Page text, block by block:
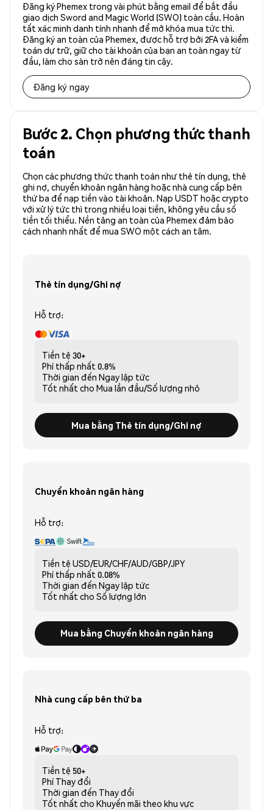
Đăng ký Phemex trong vài phút bằng email để bắt đầu
giao dịch Sword and Magic World (SWO) toàn cầu. Hoàn
tất xác minh danh tính nhanh để mở khóa mua tức thì.
Đăng ký an toàn của Phemex, được hỗ trợ bởi 2FA và kiểm
toán dự trữ, giữ cho tài khoản của bạn an toàn ngay từ
đầu, làm cho sàn trở nên đáng tin cậy.
Đăng ký ngay
Bước 2. Chọn phương thức thanh
toán
Chọn các phương thức thanh toán như thẻ tín dụng, thẻ
ghi nợ, chuyển khoản ngân hàng hoặc nhà cung cấp bên
thứ ba để nạp tiền vào tài khoản. Nạp USDT hoặc crypto
với xử lý tức thì trong nhiều loại tiền, không yêu cầu số
tiền tối thiểu. Nền tảng an toàn của Phemex đảm bảo
cách nhanh nhất để mua SWO một cách an tâm.
Thẻ tín dụng/Ghi nợ
Hỗ trợ:
Tiền tệ 30+
Phí thấp nhất 0.8%
Thời gian đến Ngay lập tức
Tốt nhất cho Mua lần đầu/Số lượng nhỏ
Mua bằng Thẻ tín dụng/Ghi nợ
Chuyển khoản ngân hàng
Hỗ trợ:
Tiền tệ USD/EUR/CHF/AUD/GBP/JPY
Phí thấp nhất 0.08%
Thời gian đến Ngay lập tức
Tốt nhất cho Số lượng lớn
Mua bằng Chuyển khoản ngân hàng
Nhà cung cấp bên thứ ba
Hỗ trợ:
Tiền tệ 50+
Phí Thay đổi
Thời gian đến Thay đổi
Tốt nhất cho Khuyến mãi theo khu vực